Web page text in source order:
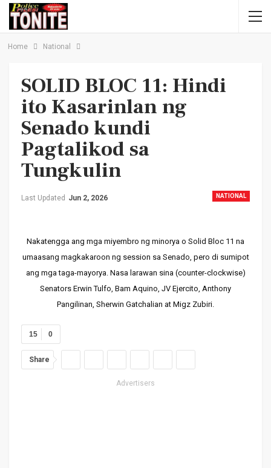
Home National
SOLID BLOC 11: Hindi
ito Kasarinlan ng
Senado kundi
Pagtalikod sa
Tungkulin
NATIONAL
Last Updated Jun 2, 2026
Nakatengga ang mga miyembro ng minorya o Solid Bloc 11 na
umaasang magkakaroon ng session sa Senado, pero di sumipot
ang mga taga-mayorya. Nasa larawan sina (counter-clockwise)
Senators Erwin Tulfo, Bam Aquino, JV Ejercito, Anthony
Pangilinan, Sherwin Gatchalian at Migz Zubiri.
0
15
Share
Advertisers